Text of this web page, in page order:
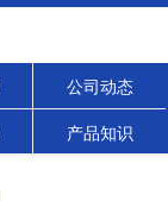
公司动态
产品知识